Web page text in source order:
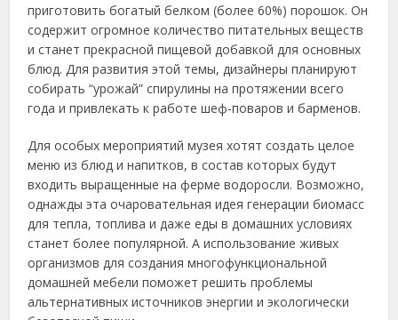
приготовить богатый белком (более 60%) порошок. Он
содержит огромное количество питательных веществ
и станет прекрасной пищевой добавкой для основных
блюд. Для развития этой темы, дизайнеры планируют
собирать “урожай” спирулины на протяжении всего
года и привлекать к работе шеф-поваров и барменов.
Для особых мероприятий музея хотят создать целое
меню из блюд и напитков, в состав которых будут
входить выращенные на ферме водоросли. Возможно,
однажды эта очаровательная идея генерации биомасс
для тепла, топлива и даже еды в домашних условиях
станет более популярной. А использование живых
организмов для создания многофункциональной
домашней мебели поможет решить проблемы
альтернативных источников энергии и экологически